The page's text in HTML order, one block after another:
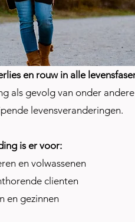
en rouw in alle
als gevolg van onder
levensveranderingen.
is er voor:
en volwassenen
clienten
en gezinnen